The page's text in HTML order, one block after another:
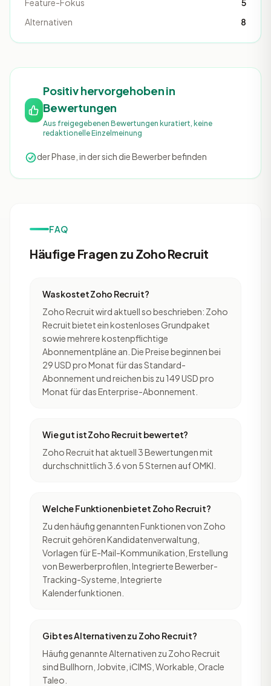
Feature-Fokus
5
Alternativen
8
Positiv hervorgehoben in
Bewertungen
Aus freigegebenen Bewertungen kuratiert, keine
redaktionelle Einzelmeinung
der Phase, in der sich die Bewerber befinden
FAQ
Häufige Fragen zu Zoho Recruit
Was kostet Zoho Recruit?
Zoho Recruit wird aktuell so beschrieben: Zoho
Recruit bietet ein kostenloses Grundpaket
sowie mehrere kostenpflichtige
Abonnementpläne an. Die Preise beginnen bei
29 USD pro Monat für das Standard-
Abonnement und reichen bis zu 149 USD pro
Monat für das Enterprise-Abonnement.
Wie gut ist Zoho Recruit bewertet?
Zoho Recruit hat aktuell 3 Bewertungen mit
durchschnittlich 3.6 von 5 Sternen auf OMKI.
Welche Funktionen bietet Zoho Recruit?
Zu den häufig genannten Funktionen von Zoho
Recruit gehören Kandidatenverwaltung,
Vorlagen für E-Mail-Kommunikation, Erstellung
von Bewerberprofilen, Integrierte Bewerber-
Tracking-Systeme, Integrierte
Kalenderfunktionen.
Gibt es Alternativen zu Zoho Recruit?
Häufig genannte Alternativen zu Zoho Recruit
sind Bullhorn, Jobvite, iCIMS, Workable, Oracle
Taleo.